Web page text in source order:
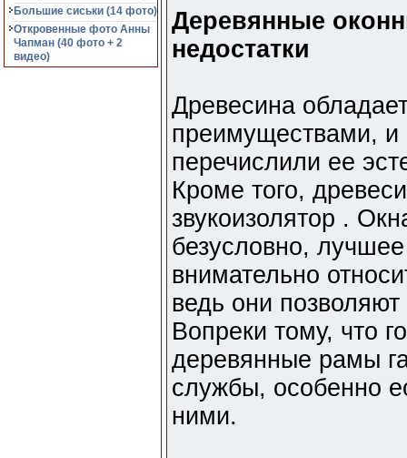
Большие сиськи (14 фото)
Откровенные фото Анны
Чапман (40 фото + 2
видео)
Деревянные
недостатки
Древесина
преимуществами,
перечислили ее
Кроме того,
звукоизолятор .
безусловно,
внимательно
ведь они
Вопреки тому, что
деревянные рамы
службы, особенно
ними.